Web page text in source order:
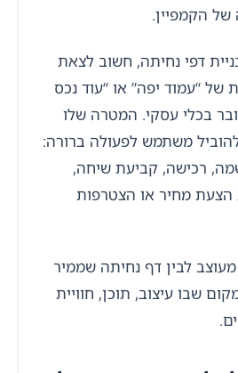
הקמפיין.
דפי נחיתה, חשוב לצאת
“עמוד יפה” או “עוד נכס
בכלי עסקי. המטרה שלו
משתמש לפעולה ברורה:
רכישה, קביעת שיחה,
הצעת מחיר או הצטרפות
לבין דף נחיתה שממיר
שבו עיצוב, תוכן, חוויית